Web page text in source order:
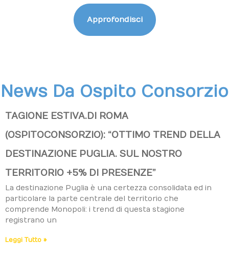
Approfondisci
News Da Ospito Consorzio
TAGIONE ESTIVA. DI ROMA
(OSPITO CONSORZIO): “OTTIMO TREND DELLA
DESTINAZIONE PUGLIA. SUL NOSTRO
TERRITORIO +5% DI PRESENZE”
La destinazione Puglia è una certezza consolidata ed in
particolare la parte centrale del territorio che
comprende Monopoli: i trend di questa stagione
registrano un
Leggi Tutto »